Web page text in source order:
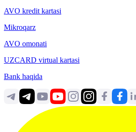
AVO kredit kartasi
Mikroqarz
AVO omonati
UZCARD virtual kartasi
Bank haqida